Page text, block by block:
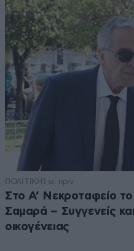
ΠΟΛΙΤΙΚΗ 1 ω. πριν
Στο Α’ Νεκροταφείο
Σαμαρά – Συγγενείς
οικογένειας